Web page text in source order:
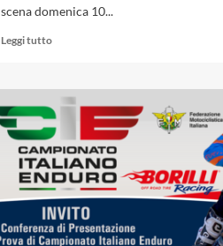
scena domenica 10...
Leggi tuttoLeggi
su
Assoluti
d’Italia
Enduro,
Recchia
quinto
nella
450
a
Cavaglià